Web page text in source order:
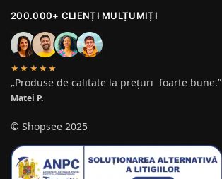
200.000+ CLIENȚI MULȚUMIȚI
★★★★★
„Produse de calitate la prețuri foarte bune.”
Matei P.
© Shopsee 2025